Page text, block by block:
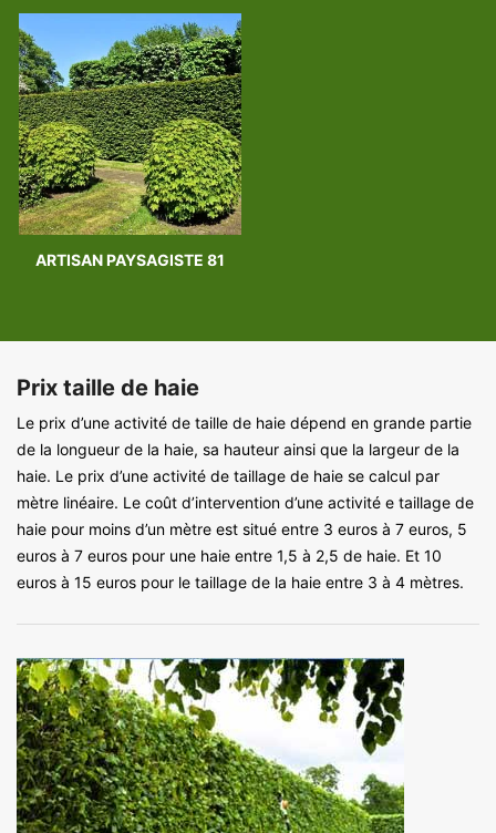
ARTISAN PAYSAGISTE 81
Prix taille de haie
Le prix d’une activité de taille de haie dépend en grande partie
de la longueur de la haie, sa hauteur ainsi que la largeur de la
haie. Le prix d’une activité de taillage de haie se calcul par
mètre linéaire. Le coût d’intervention d’une activité e taillage de
haie pour moins d’un mètre est situé entre 3 euros à 7 euros, 5
euros à 7 euros pour une haie entre 1,5 à 2,5 de haie. Et 10
euros à 15 euros pour le taillage de la haie entre 3 à 4 mètres.